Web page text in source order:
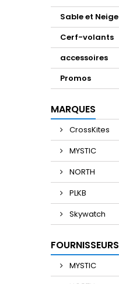
Sable et Neige
Cerf-volants
accessoires
Promos
MARQUES
CrossKites
MYSTIC
NORTH
PLKB
Skywatch
FOURNISSEURS
MYSTIC